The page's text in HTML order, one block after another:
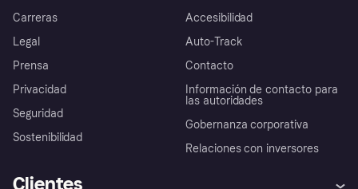
Carreras
Legal
Prensa
Privacidad
Seguridad
Sostenibilidad
Accesibilidad
Auto-Track
Contacto
Información de contacto para
las autoridades
Gobernanza corporativa
Relaciones con inversores
Clientes